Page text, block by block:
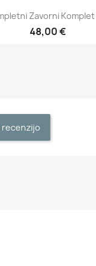
Hitri ogled
Zavorni Komplet
48,00 €
recenzijo